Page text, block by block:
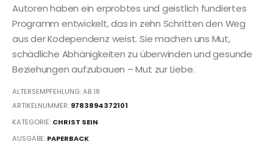
Autoren haben ein erprobtes und geistlich fundiertes
Programm entwickelt, das in zehn Schritten den Weg
aus der Kodependenz weist. Sie machen uns Mut,
schädliche Abhänigkeiten zu überwinden und gesunde
Beziehungen aufzubauen – Mut zur Liebe.
ALTERSEMPFEHLUNG: AB 18
ARTIKELNUMMER: 9783894372101
KATEGORIE: CHRIST SEIN
AUSGABE: PAPERBACK